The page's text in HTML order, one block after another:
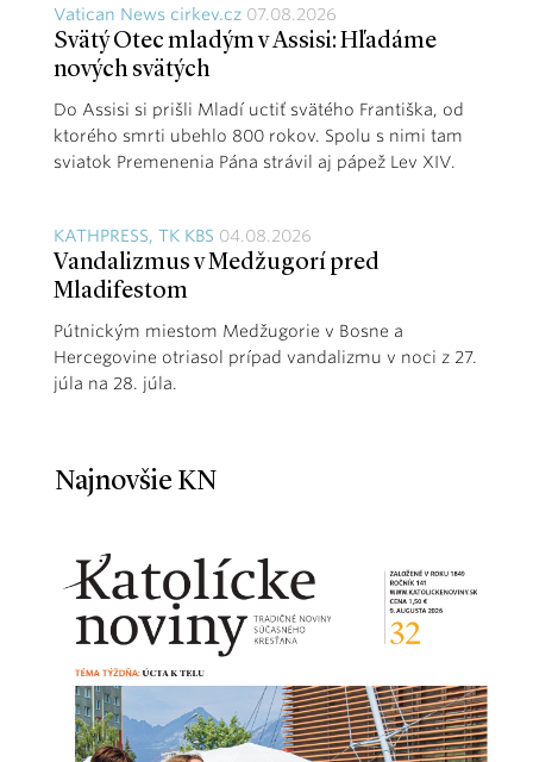
Vatican News cirkev.cz 07.08.2026
Svätý Otec mladým v Assisi: Hľadáme
nových svätých
Do Assisi si prišli Mladí uctiť svätého Františka, od
ktorého smrti ubehlo 800 rokov. Spolu s nimi tam
sviatok Premenenia Pána strávil aj pápež Lev XIV.
KATHPRESS, TK KBS 04.08.2026
Vandalizmus v Medžugorí pred
Mladifestom
Pútnickým miestom Medžugorie v Bosne a
Hercegovine otriasol prípad vandalizmu v noci z 27.
júla na 28. júla.
Najnovšie KN